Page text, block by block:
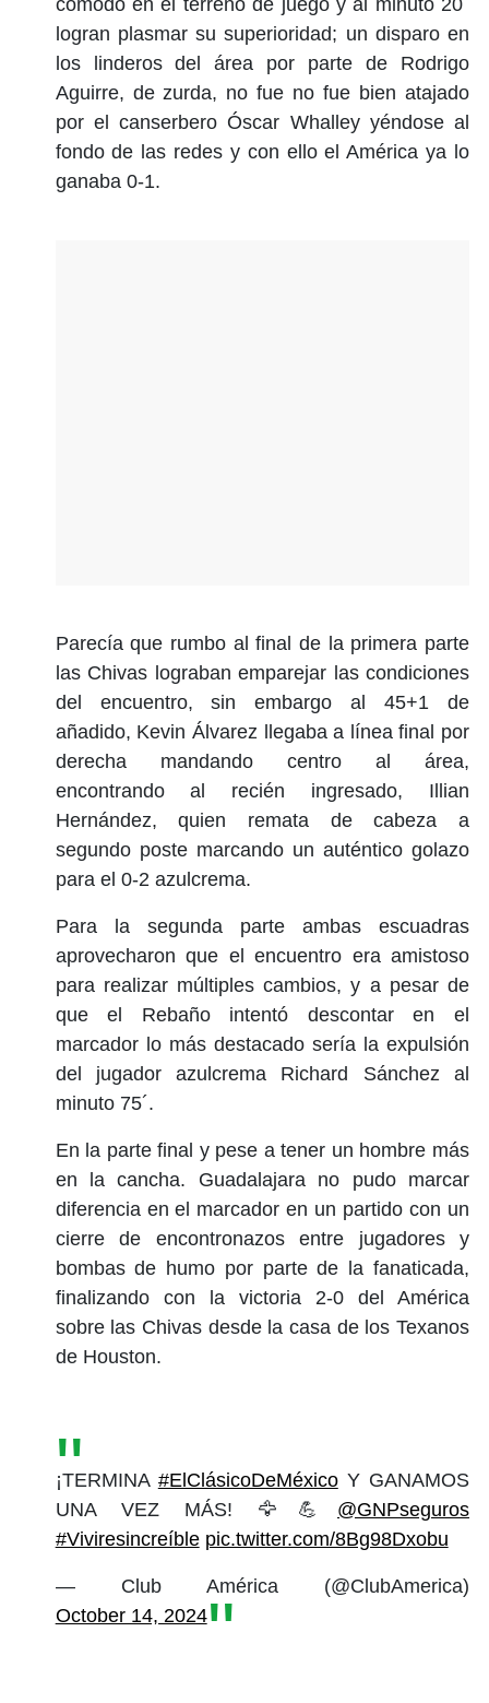
logran plasmar su superioridad; un disparo en
los linderos del área por parte de Rodrigo
Aguirre, de zurda, no fue no fue bien atajado
por el canserbero Óscar Whalley yéndose al
fondo de las redes y con ello el América ya lo
ganaba 0-1.
Parecía que rumbo al final de la primera parte
las Chivas lograban emparejar las condiciones
del encuentro, sin embargo al 45+1 de
añadido, Kevin Álvarez llegaba a línea final por
derecha mandando centro al área,
encontrando al recién ingresado, Illian
Hernández, quien remata de cabeza a
segundo poste marcando un auténtico golazo
para el 0-2 azulcrema.
Para la segunda parte ambas escuadras
aprovecharon que el encuentro era amistoso
para realizar múltiples cambios, y a pesar de
que el Rebaño intentó descontar en el
marcador lo más destacado sería la expulsión
del jugador azulcrema Richard Sánchez al
minuto 75´.
En la parte final y pese a tener un hombre más
en la cancha. Guadalajara no pudo marcar
diferencia en el marcador en un partido con un
cierre de encontronazos entre jugadores y
bombas de humo por parte de la fanaticada,
finalizando con la victoria 2-0 del América
sobre las Chivas desde la casa de los Texanos
de Houston.
¡TERMINA #ElClásicoDeMéxicoY GANAMOS
UNA VEZ MÁS! 🦅💪 @GNPseguros
#Viviresincreíble pic.twitter.com/8Bg98Dxobu
— Club América (@ClubAmerica)
October 14, 2024